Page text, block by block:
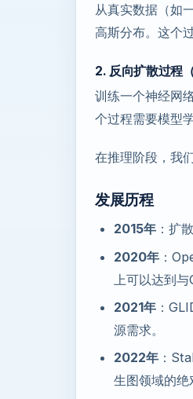
从真实数据（如
高斯分布。这个
2. 反向扩散过程
训练一个神经网
个过程需要模型
在推理阶段，我
发展历程
2015年 ：扩
2020年 ：
上可以达到
2021年 ：
源需求。
2022年 ：
生图领域的绝